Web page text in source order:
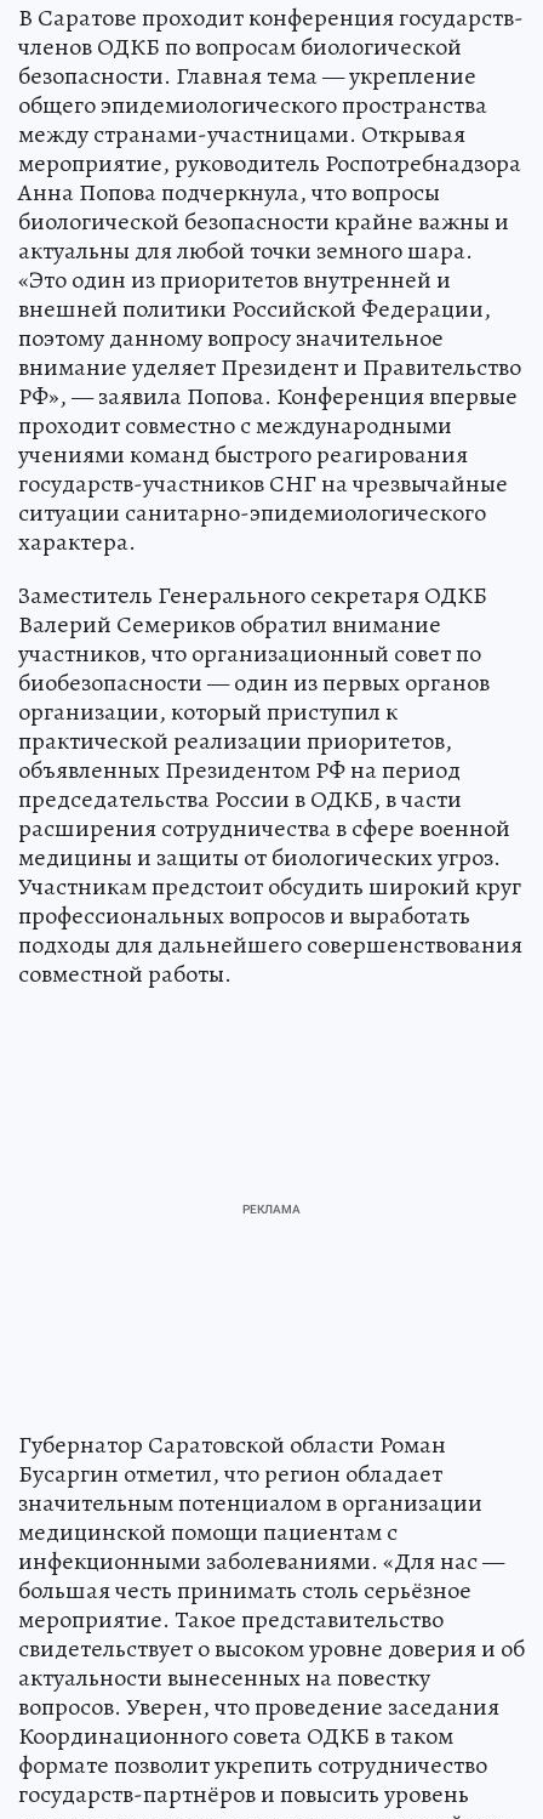
В Саратове проходит конференция государств-
членов ОДКБ по вопросам биологической
безопасности. Главная тема — укрепление
общего эпидемиологического пространства
между странами-участницами. Открывая
мероприятие, руководитель Роспотребнадзора
Анна Попова подчеркнула, что вопросы
биологической безопасности крайне важны и
актуальны для любой точки земного шара.
«Это один из приоритетов внутренней и
внешней политики Российской Федерации,
поэтому данному вопросу значительное
внимание уделяет Президент и Правительство
РФ», — заявила Попова. Конференция впервые
проходит совместно с международными
учениями команд быстрого реагирования
государств-участников СНГ на чрезвычайные
ситуации санитарно-эпидемиологического
характера.
Заместитель Генерального секретаря ОДКБ
Валерий Семериков обратил внимание
участников, что организационный совет по
биобезопасности — один из первых органов
организации, который приступил к
практической реализации приоритетов,
объявленных Президентом РФ на период
председательства России в ОДКБ, в части
расширения сотрудничества в сфере военной
медицины и защиты от биологических угроз.
Участникам предстоит обсудить широкий круг
профессиональных вопросов и выработать
подходы для дальнейшего совершенствования
совместной работы.
Губернатор Саратовской области Роман
Бусаргин отметил, что регион обладает
значительным потенциалом в организации
медицинской помощи пациентам с
инфекционными заболеваниями. «Для нас —
большая честь принимать столь серьёзное
мероприятие. Такое представительство
свидетельствует о высоком уровне доверия и об
актуальности вынесенных на повестку
вопросов. Уверен, что проведение заседания
Координационного совета ОДКБ в таком
формате позволит укрепить сотрудничество
государств-партнёров и повысить уровень